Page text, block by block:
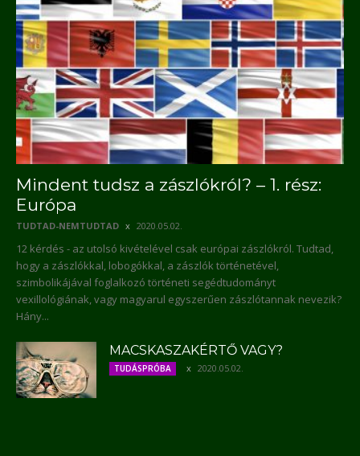
Mindent tudsz a zászlókról? – 1. rész:
Európa
TUDTAD-NEMTUDTAD 2020.05.02.
12 kérdés - az utolsó kivételével csak európai zászlókról. Tudtad,
hogy a zászlókkal, lobogókkal, a zászlók történetével,
szimbolikájával foglalkozó történeti segédtudományt
vexillológiának, vagy magyarul egyszerűen zászlótannak nevezik?
Hány...
MACSKASZAKÉRTŐ VAGY?
TUDÁSPRÓBA 2020.05.02.